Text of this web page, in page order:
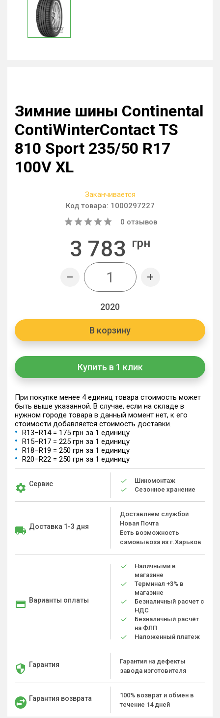
Зимние шины Continental
ContiWinterContact TS
810 Sport 235/50 R17
100V XL
Заканчивается
Код товара: 1000297227
0 отзывов
3 783 грн
2020
В корзину
Купить в 1 клик
При покупке менее 4 единиц товара стоимость может
быть выше указанной. В случае, если на складе в
нужном городе товара в данный момент нет, к его
стоимости добавляется стоимость доставки.
R13–R14 = 175 грн за 1 единицу
R15–R17 = 225 грн за 1 единицу
R18–R19 = 250 грн за 1 единицу
R20–R22 = 250 грн за 1 единицу
Сервис
Шиномонтаж
Сезонное хранение
Доставка 1-3 дня
Доставляем службой
Новая Почта
Есть возможность
самовывоза из г.Харьков
Варианты оплаты
Наличными в
магазине
Терминал +3% в
магазине
Безналичный расчет с
НДС
Безналичный расчёт
на ФЛП
Наложенный платеж
Гарантия
Гарантия на дефекты
завода изготовителя
Гарантия возврата
100% возврат и обмен в
течение 14 дней